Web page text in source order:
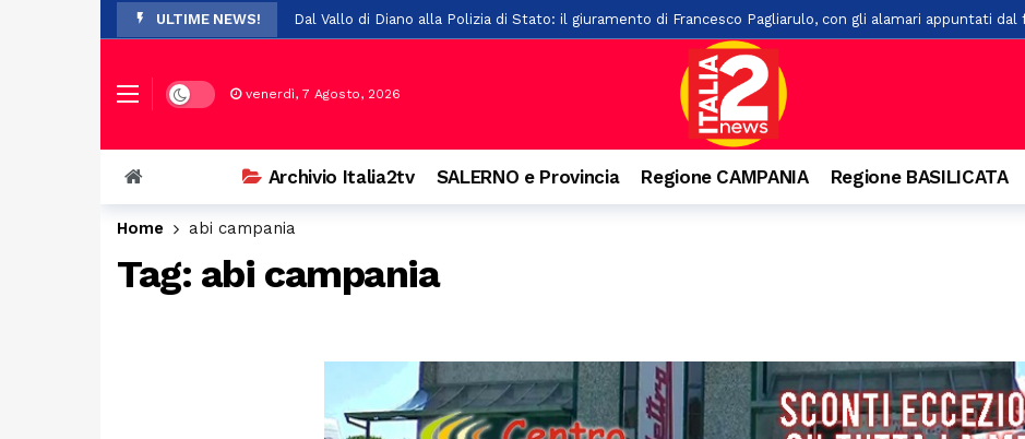
ULTIME NEWS!
12 ore fa
Paura a Polla: bambino in bici investito da un’auto lungo la Ss19 12 ore fa
A Potenza sistema fraduolento per la compravendita di auto usate: imprenditore nei guai
Rigenerazione urbana, 47 milioni di euro in arrivo per i Comuni lucani 22 ore fa
Prosegue con successo l’ XI edizione del Premio Terre del Bussento a Sapri
Scontro a Colliano, grave un ventenne. Incidente anche a Battipaglia
Piaggine rende omaggio al pensiero di Aldo Moro. Successo per l’iniziativa della Banca Monte Pruno
Dark mode venerdì, 7 Agosto, 2026
Archivio Italia2tv SALERNO e Provincia Regione CAMPANIA Regione BASILICATA
Home abi campania
Tag: abi campania